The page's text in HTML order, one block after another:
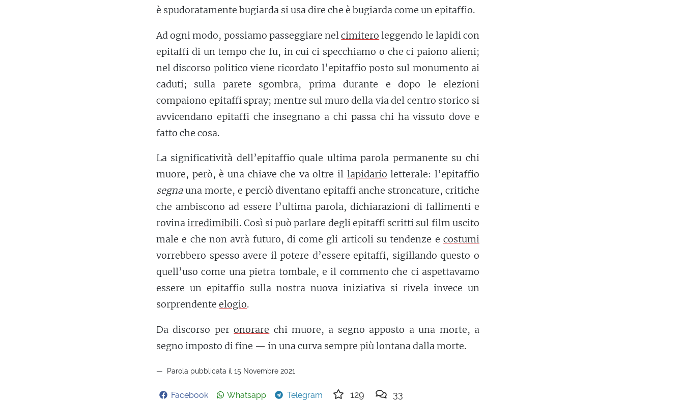
è spudoratamente bugiarda si usa dire che è bugiarda come un epitaffio.
Ad ogni modo, possiamo passeggiare nelcimitero leggendo le lapidi con
epitaffi di un tempo che fu, in cui ci specchiamo o che ci paiono alieni;
nel discorso politico viene ricordato l’epitaffio posto sul monumento ai
caduti; sulla parete sgombra, prima durante e dopo le elezioni
compaiono epitaffi spray; mentre sul muro della via del centro storico si
avvicendano epitaffi che insegnano a chi passa chi ha vissuto dove e
fatto che cosa.
La significatività dell’epitaffio quale ultima parola permanente su chi
muore, però, è una chiave che va oltre il lapidario letterale: l’epitaffio
segnauna morte, e perciò diventano epitaffi anche stroncature, critiche
che ambiscono ad essere l’ultima parola, dichiarazioni di fallimenti e
rovinairredimibili. Così si può parlare degli epitaffi scritti sul film uscito
male e che non avrà futuro, di come gli articoli su tendenze e costumi
vorrebbero spesso avere il potere d’essere epitaffi, sigillando questo o
quell’uso come una pietra tombale, e il commento che ci aspettavamo
essere un epitaffio sulla nostra nuova iniziativa si rivela invece un
sorprendente elogio.
Da discorso peronorare chi muore, a segno apposto a una morte, a
segno imposto di fine — in una curva sempre più lontana dalla morte.
Parola pubblicata il 15 Novembre 2021
Facebook Whatsapp Telegram 129 33